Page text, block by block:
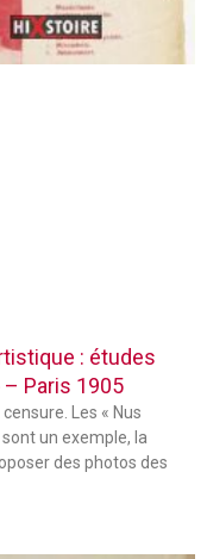
: études
– Paris 1905
Les « Nus
un exemple, la
des photos des